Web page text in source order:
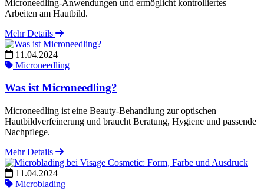
Microneedling-Anwendungen und ermöglicht kontrolliertes
Arbeiten am Hautbild.
Mehr Details
11.04.2024
Microneedling
Was ist Microneedling?
Microneedling ist eine Beauty-Behandlung zur optischen
Hautbildverfeinerung und braucht Beratung, Hygiene und passende
Nachpflege.
Mehr Details
11.04.2024
Microblading